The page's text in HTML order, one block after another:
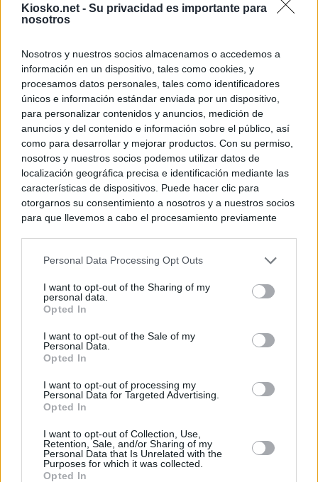
Kiosko.net - Su privacidad es importante para
nosotros
Nosotros y nuestros socios almacenamos o accedemos a
información en un dispositivo, tales como cookies, y
procesamos datos personales, tales como identificadores
únicos e información estándar enviada por un dispositivo,
para personalizar contenidos y anuncios, medición de
anuncios y del contenido e información sobre el público, así
como para desarrollar y mejorar productos. Con su permiso,
nosotros y nuestros socios podemos utilizar datos de
localización geográfica precisa e identificación mediante las
características de dispositivos. Puede hacer clic para
otorgarnos su consentimiento a nosotros y a nuestros socios
para que llevemos a cabo el procesamiento previamente
negar su consentimiento. Tenga en cuenta que algún
de su consentimiento, pero usted tiene el derecho de
rechazar tal procesamiento. Sus preferencias se aplicarán
cualquier momento entrando de nuevo en este sitio web o
visitando nuestra política de privacidad.
Personal Data Processing Opt Outs
I want to opt-out of the Sharing of my
personal data.
Opted In
I want to opt-out of the Sale of my
Personal Data.
Opted In
I want to opt-out of processing my
Personal Data for Targeted Advertising.
Opted In
I want to opt-out of Collection, Use,
Retention, Sale, and/or Sharing of my
Personal Data that Is Unrelated with the
Purposes for which it was collected.
Opted In
para Italia con
© Kiosko.net Aviso Legal Privacidad y Cookies